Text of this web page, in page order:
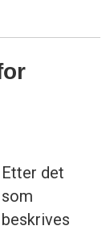
Etter det
som
beskrives